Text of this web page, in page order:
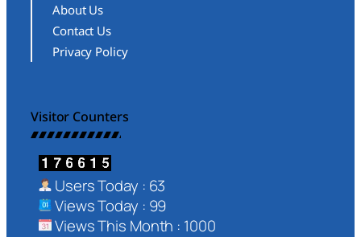
About Us
Contact Us
Privacy Policy
Visitor Counters
Users Today : 63
Views Today : 99
Views This Month : 1000